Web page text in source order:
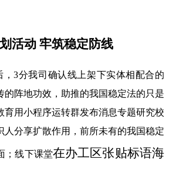
活动 牢筑稳定防线
，3分我司确认线上架下实体相配合的
的阵地功效，助推的我国稳定法的只是
育用小程序运转群发布消息专题研究校
人分享扩散作用，前所未有的我国稳定
；线下课堂在办工区张贴标语海